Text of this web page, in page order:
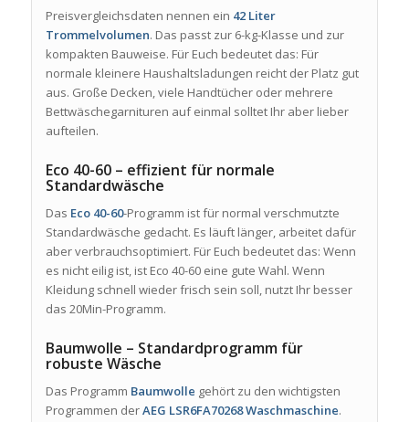
Preisvergleichsdaten nennen ein 42 Liter
Trommelvolumen. Das passt zur 6-kg-Klasse und zur
kompakten Bauweise. Für Euch bedeutet das: Für
normale kleinere Haushaltsladungen reicht der Platz gut
aus. Große Decken, viele Handtücher oder mehrere
Bettwäschegarnituren auf einmal solltet Ihr aber lieber
aufteilen.
Eco 40-60 – effizient für normale
Standardwäsche
Das Eco 40-60-Programm ist für normal verschmutzte
Standardwäsche gedacht. Es läuft länger, arbeitet dafür
aber verbrauchsoptimiert. Für Euch bedeutet das: Wenn
es nicht eilig ist, ist Eco 40-60 eine gute Wahl. Wenn
Kleidung schnell wieder frisch sein soll, nutzt Ihr besser
das 20Min-Programm.
Baumwolle – Standardprogramm für
robuste Wäsche
Das Programm Baumwolle gehört zu den wichtigsten
Programmen derAEG LSR6FA70268 Waschmaschine.